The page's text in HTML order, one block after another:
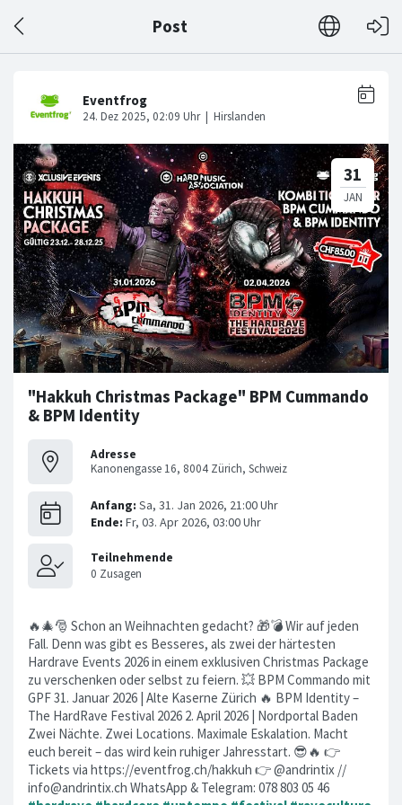
Post
"Hakkuh Christmas Package" BPM Cummando
& BPM Identity
Adresse
Kanonengasse 16, 8004 Zürich, Schweiz
🔥🎄🎅 Schon an Weihnachten gedacht? 🎁💣 Wir auf jeden
Fall. Denn was gibt es Besseres, als zwei der härtesten
Hardrave Events 2026 in einem exklusiven Christmas Package
zu verschenken oder selbst zu feiern. 💥 BPM Commando mit
GPF 31. Januar 2026 | Alte Kaserne Zürich 🔥 BPM Identity –
The HardRave Festival 2026 2. April 2026 | Nordportal Baden
Zwei Nächte. Zwei Locations. Maximale Eskalation. Macht
euch bereit – das wird kein ruhiger Jahresstart. 😎🔥 👉
Tickets via https://eventfrog.ch/hakkuh 👉 @andrintix //
info@andrintix.ch WhatsApp & Telegram: 078 803 05 46